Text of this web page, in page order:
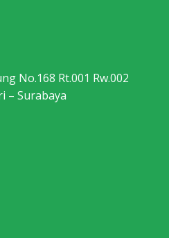
No.168 Rt.001 Rw.002
– Surabaya